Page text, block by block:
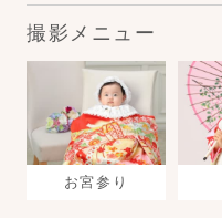
撮影メニュー
お宮参り